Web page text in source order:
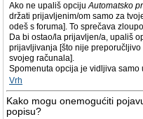
Ako ne upališ opcijuAutomatsko
držati prijavljenim/om samo za
odeš s foruma]. To sprečava
Da bi ostao/la prijavljen/a, upališ
prijavljivanja [što nije
svojeg računala].
Spomenuta opcija je vidljiva
Vrh
Kako mogu onemogućiti
popisu?